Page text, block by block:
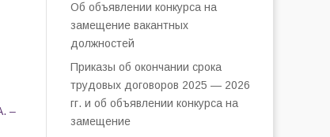
–
Об объявлении конкурса на
замещение вакантных
должностей
Приказы об окончании срока
трудовых договоров 2025 — 2026
гг. и об объявлении конкурса на
замещение